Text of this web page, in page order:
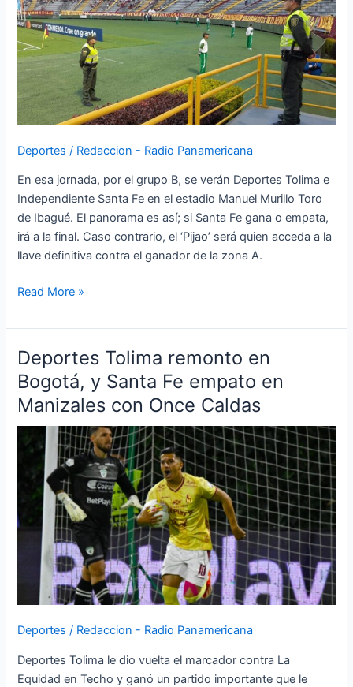
Deportes / Redaccion - Radio Panamericana
En esa jornada, por el grupo B, se verán Deportes Tolima e
Independiente Santa Fe en el estadio Manuel Murillo Toro
de Ibagué. El panorama es así; si Santa Fe gana o empata,
irá a la final. Caso contrario, el ‘Pijao’ será quien acceda a la
llave definitiva contra el ganador de la zona A.
la
afición
visitante
en
ultima
jornada
grupo
B
Read More »
Deportes Tolima remonto en
Bogotá, y Santa Fe empato en
Manizales con Once Caldas
Deportes / Redaccion - Radio Panamericana
Deportes Tolima le dio vuelta el marcador contra La
Equidad en Techo y ganó un partido importante que le
Deportes
Tolima
remonto
en
Bogotá,
Santa
empato
en
Manizales
Once
Caldas